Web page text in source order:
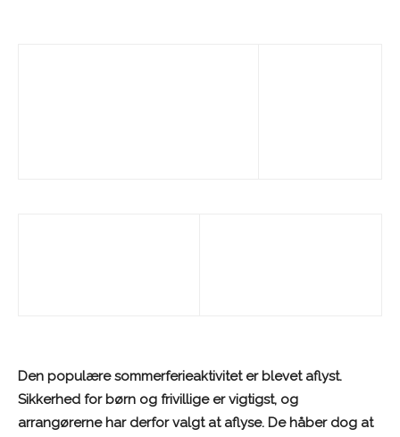
Den populære sommerferieaktivitet er blevet aflyst.
Sikkerhed for børn og frivillige er vigtigst, og
arrangørerne har derfor valgt at aflyse. De håber dog at